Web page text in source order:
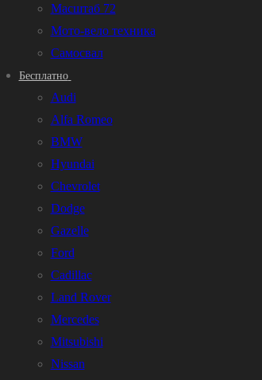
Масштаб 72
Мото-вело техника
Самосвал
Бесплатно
Audi
Alfa Romeo
BMW
Hyundai
Chevrolet
Dodge
Gazelle
Ford
Cadillac
Land Rover
Mercedes
Mitsubishi
Nissan